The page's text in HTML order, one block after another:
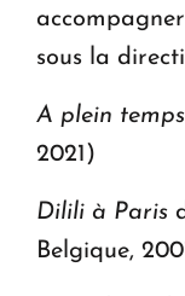
sous la
A plein temps
2021)
Dilili à Paris
Belgique,